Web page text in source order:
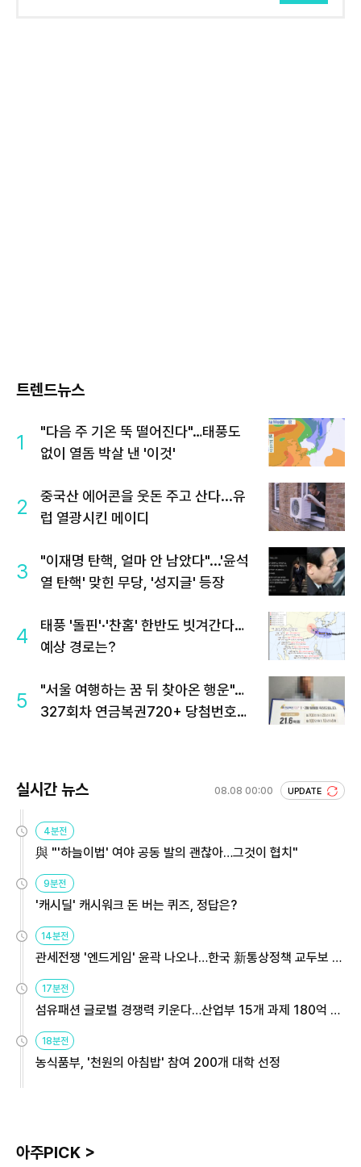
트렌드뉴스
1
"다음 주 기온 뚝 떨어진다"…태풍도
없이 열돔 박살 낸 '이것'
2
중국산 에어콘을 웃돈 주고 산다...유
럽 열광시킨 메이디
3
"이재명 탄핵, 얼마 안 남았다"...'윤석
열 탄핵' 맞힌 무당, '성지글' 등장
4
태풍 '돌핀'·'찬홈' 한반도 빗겨간다…
예상 경로는?
5
"서울 여행하는 꿈 뒤 찾아온 행운"…
327회차 연금복권720+ 당첨번호조
실시간 뉴스 08.08 00:00 UPDATE
4분전
與 "'하늘이법' 여야 공동 발의 괜찮아…그것이 협치"
9분전
'캐시딜' 캐시워크 돈 버는 퀴즈, 정답은?
14분전
관세전쟁 '엔드게임' 윤곽 나오나…한국 新통상정책 교두보 활
용해야
17분전
섬유패션 글로벌 경쟁력 키운다…산업부 15개 과제 180억 지
원
18분전
농식품부, '천원의 아침밥' 참여 200개 대학 선정
아주PICK >